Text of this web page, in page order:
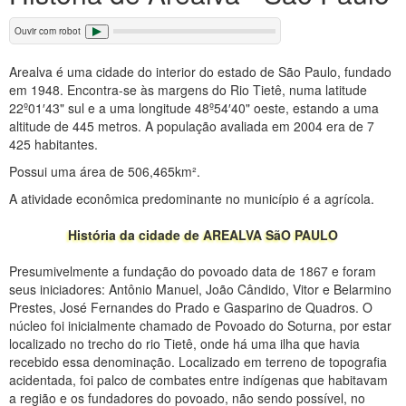
Ouvir com robot
Arealva é uma cidade do interior do estado de São Paulo, fundado
em 1948. Encontra-se às margens do Rio Tietê, numa latitude
22º01′43" sul e a uma longitude 48º54′40" oeste, estando a uma
altitude de 445 metros. A população avaliada em 2004 era de 7
425 habitantes.
Possui uma área de 506,465km².
A atividade econômica predominante no município é a agrícola.
História da cidade de AREALVA SãO PAULO
Presumivelmente a fundação do povoado data de 1867 e foram
seus iniciadores: Antônio Manuel, João Cândido, Vitor e Belarmino
Prestes, José Fernandes do Prado e Gasparino de Quadros. O
núcleo foi inicialmente chamado de Povoado do Soturna, por estar
localizado no trecho do rio Tietê, onde há uma ilha que havia
recebido essa denominação. Localizado em terreno de topografia
acidentada, foi palco de combates entre indígenas que habitavam
a região e os fundadores do povoado, não sendo possível, no